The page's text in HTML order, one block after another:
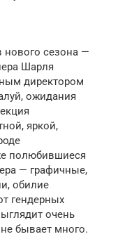
сезона —
Шарля
директором
ожидания
яркой,
полюбившиеся
— графичные,
обилие
гендерных
очень
бывает много.